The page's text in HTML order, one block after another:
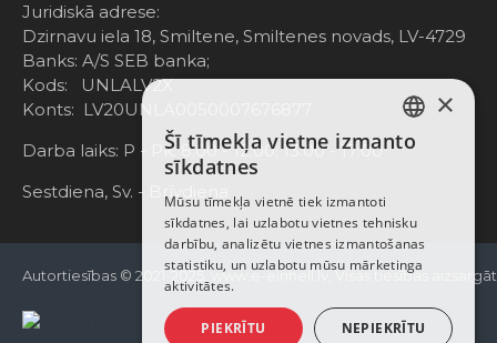
Juridiskā adrese:
Dzirnavu iela 18, Smiltene, Smiltenes novads, LV-4729
Banks: A/S SEB banka;
Kods: UNLALV2X
Konts: LV20UNLA0050007676877
Darba laiks: P - Pk. 8:00 - 12:00; 13:00 - 17:00
Sestdiena, Sv. - Brīvdiena
Autortiesības © 2021-2025, www.e-einhell.lv, Visas tiesības
LATVIAN
ENGLISH
×
Šī tīmekļa vietne izmanto
sīkdatnes
Mūsu tīmekļa vietnē tiek izmantoti
sīkdatnes, lai uzlabotu vietnes tehnisku
darbību, analizētu vietnes izmantošanas
statistiku, un uzlabotu mūsu mārketinga
aktivitātes.
PIEKRĪTU NEPIEKRĪTU